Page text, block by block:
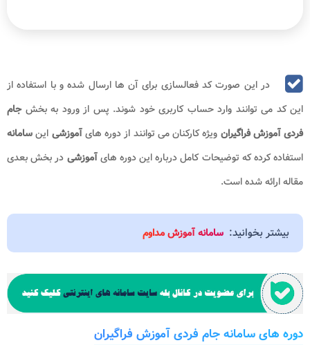
در این صورت کد فعالسازی برای آن ها ارسال شده و با استفاده از
این کد می توانند وارد حساب کاربری خود شوند. پس از ورود به بخشجام
فردی آموزش فراگیران ویژه کارکنان می توانند از دوره هایآموزشی اینسامانه
استفاده کرده که توضیحات کامل درباره این دوره هایآموزشی در بخش بعدی
مقاله ارائه شده است.
بیشتر بخوانید: سامانه آموزش مداوم
دوره های سامانه جام فردی آموزش فراگیران